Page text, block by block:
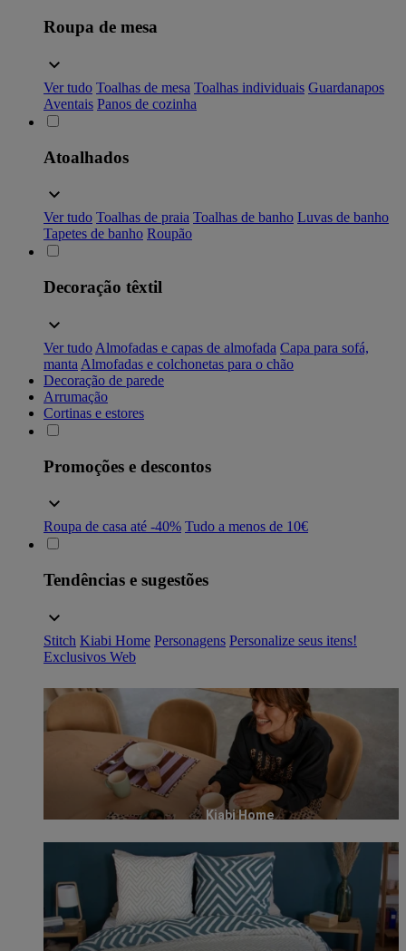
Roupa de mesa
Ver tudo Toalhas de mesa Toalhas individuais Guardanapos
Aventais Panos de cozinha
Atoalhados
Ver tudo Toalhas de praia Toalhas de banho Luvas de banho
Tapetes de banho Roupão
Decoração têxtil
Ver tudo Almofadas e capas de almofada Capa para sofá,
manta Almofadas e colchonetas para o chão
Decoração de parede
Arrumação
Cortinas e estores
Promoções e descontos
Roupa de casa até -40% Tudo a menos de 10€
Tendências e sugestões
Stitch Kiabi Home Personagens Personalize seus itens!
Exclusivos Web
Kiabi Home